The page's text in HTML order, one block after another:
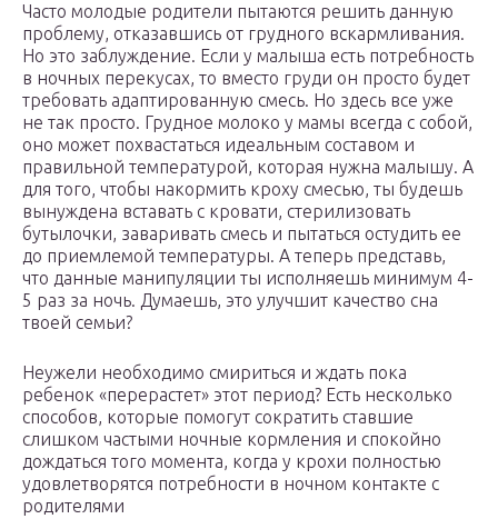
Часто молодые родители пытаются решить данную
проблему, отказавшись от грудного вскармливания.
Но это заблуждение. Если у малыша есть потребность
в ночных перекусах, то вместо груди он просто будет
требовать адаптированную смесь. Но здесь все уже
не так просто. Грудное молоко у мамы всегда с собой,
оно может похвастаться идеальным составом и
правильной температурой, которая нужна малышу. А
для того, чтобы накормить кроху смесью, ты будешь
вынуждена вставать с кровати, стерилизовать
бутылочки, заваривать смесь и пытаться остудить ее
до приемлемой температуры. А теперь представь,
что данные манипуляции ты исполняешь минимум 4-
5 раз за ночь. Думаешь, это улучшит качество сна
твоей семьи?
Неужели необходимо смириться и ждать пока
ребенок «перерастет» этот период? Есть несколько
способов, которые помогут сократить ставшие
слишком частыми ночные кормления и спокойно
дождаться того момента, когда у крохи полностью
удовлетворятся потребности в ночном контакте с
родителями